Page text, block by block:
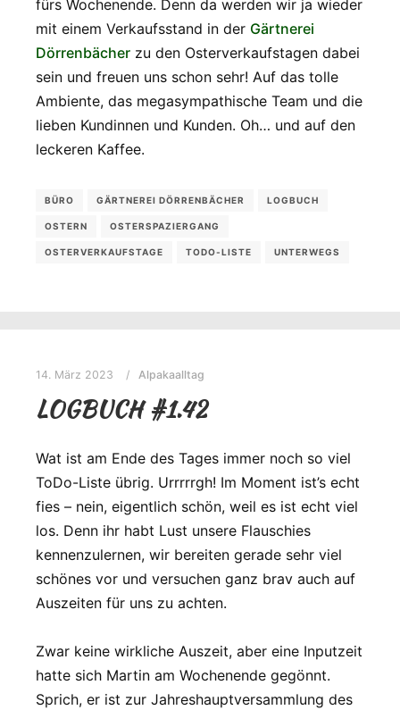
fürs Wochenende. Denn da werden wir ja wieder
mit einem Verkaufsstand in der Gärtnerei
Dörrenbächer zu den Osterverkaufstagen dabei
sein und freuen uns schon sehr! Auf das tolle
Ambiente, das megasympathische Team und die
lieben Kundinnen und Kunden. Oh… und auf den
leckeren Kaffee.
BÜRO GÄRTNEREI DÖRRENBÄCHER LOGBUCH
OSTERN OSTERSPAZIERGANG
OSTERVERKAUFSTAGE TODO-LISTE UNTERWEGS
14. März 2023 Alpakaalltag
LOGBUCH #1.42
Wat ist am Ende des Tages immer noch so viel
ToDo-Liste übrig. Urrrrrgh! Im Moment ist’s echt
fies – nein, eigentlich schön, weil es ist echt viel
los. Denn ihr habt Lust unsere Flauschies
kennenzulernen, wir bereiten gerade sehr viel
schönes vor und versuchen ganz brav auch auf
Auszeiten für uns zu achten.
Zwar keine wirkliche Auszeit, aber eine Inputzeit
hatte sich Martin am Wochenende gegönnt.
Sprich, er ist zur Jahreshauptversammlung des